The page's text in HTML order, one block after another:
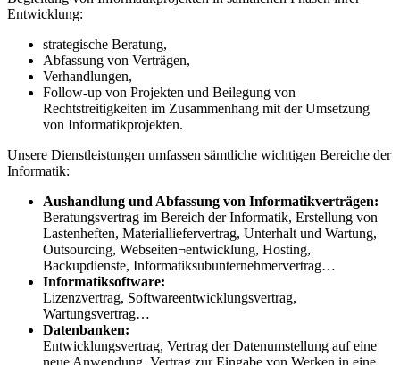
Entwicklung:
strategische Beratung,
Abfassung von Verträgen,
Verhandlungen,
Follow-up von Projekten und Beilegung von
Rechtstreitigkeiten im Zusammenhang mit der Umsetzung
von Informatikprojekten.
Unsere Dienstleistungen umfassen sämtliche wichtigen Bereiche der
Informatik:
Aushandlung und Abfassung von Informatikverträgen:
Beratungsvertrag im Bereich der Informatik, Erstellung von
Lastenheften, Materialliefervertrag, Unterhalt und Wartung,
Outsourcing, Webseiten¬entwicklung, Hosting,
Backupdienste, Informatiksubunternehmervertrag…
Informatiksoftware:
Lizenzvertrag, Softwareentwicklungsvertrag,
Wartungsvertrag…
Datenbanken:
Entwicklungsvertrag, Vertrag der Datenumstellung auf eine
neue Anwendung, Vertrag zur Eingabe von Werken in eine